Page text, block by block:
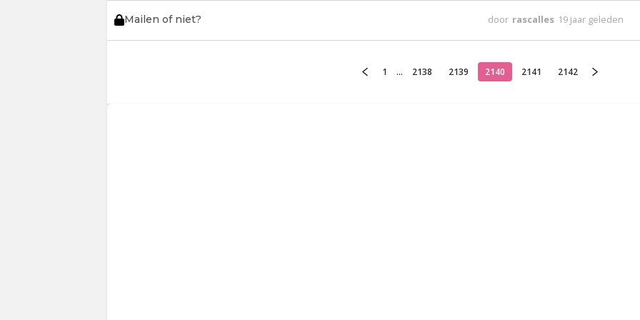
Mailen of niet? door rascalles 19 jaar geleden
1 ... 2138 2139 2140 2141 2142